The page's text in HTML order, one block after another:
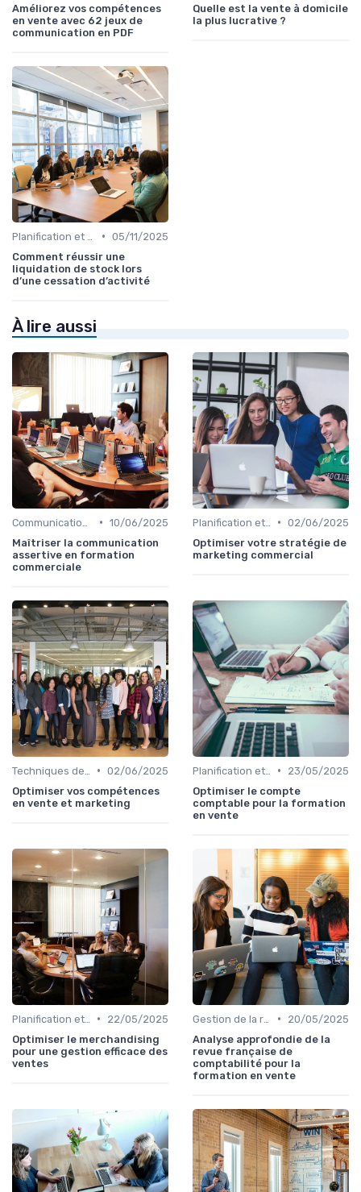
Améliorez vos compétences
en vente avec 62 jeux de
communication en PDF
Quelle est la vente à domicile
la plus lucrative ?
• 05/11/2025
Comment réussir une
liquidation de stock lors
d’une cessation d’activité
À lire aussi
• 10/06/2025
Maîtriser la communication
assertive en formation
commerciale
• 02/06/2025
Optimiser votre stratégie de
marketing commercial
• 02/06/2025
Optimiser vos compétences
en vente et marketing
•
23/05/2025
Optimiser le compte
comptable pour la formation
en vente
•
22/05/2025
Optimiser le merchandising
pour une gestion efficace des
ventes
•
20/05/2025
Analyse approfondie de la
revue française de
comptabilité pour la
formation en vente